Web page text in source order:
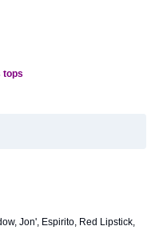
tops
Jon', Espirito, Red Lipstick,